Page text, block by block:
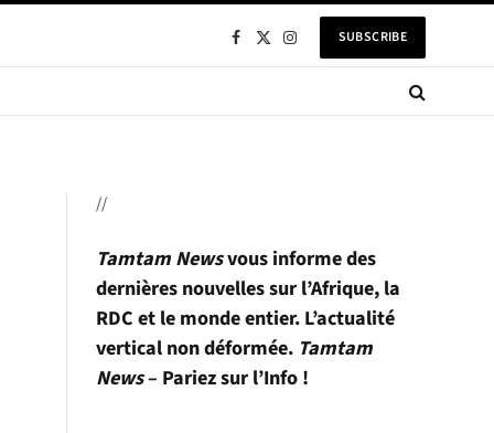
Facebook
X
InstagramSUBSCRIBE
//
Tamtam Newsvous informe des
dernières nouvelles sur l’Afrique, la
RDC et le monde entier. L’actualité
vertical non déformée. Tamtam
News– Pariez sur l’Info !